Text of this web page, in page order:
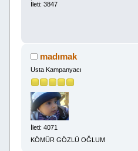
İleti: 3847
madımak
Usta Kampanyacı
İleti: 4071
KÖMÜR GÖZLÜ OĞLUM